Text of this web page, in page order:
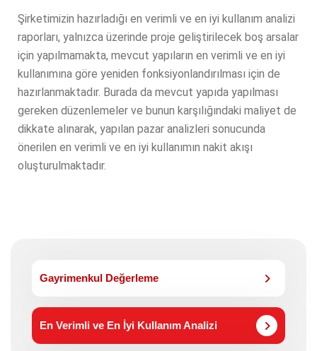
Şirketimizin hazırladığı en verimli ve en iyi kullanım analizi
raporları, yalnızca üzerinde proje geliştirilecek boş arsalar
için yapılmamakta, mevcut yapıların en verimli ve en iyi
kullanımına göre yeniden fonksiyonlandırılması için de
hazırlanmaktadır. Burada da mevcut yapıda yapılması
gereken düzenlemeler ve bunun karşılığındaki maliyet de
dikkate alınarak, yapılan pazar analizleri sonucunda
önerilen en verimli ve en iyi kullanımın nakit akışı
oluşturulmaktadır.
Gayrimenkul Değerleme
En Verimli ve En İyi Kullanım Analizi